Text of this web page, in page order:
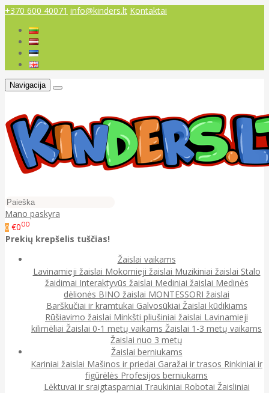
+370 600 40071 info@kinders.lt Kontaktai
Navigacija
Mano paskyra
0 €000
Prekių krepšelis tuščias!
Žaislai vaikams
Lavinamieji žaislai Mokomieji žaislai Muzikiniai žaislai Stalo
žaidimai Interaktyvūs žaislai Mediniai žaislai Medinės
dėlionės BINO žaislai MONTESSORI žaislai
Barškučiai ir kramtukai Galvosūkiai Žaislai kūdikiams
Rūšiavimo žaislai Minkšti pliušiniai žaislai Lavinamieji
kilimėliai Žaislai 0-1 metų vaikams Žaislai 1-3 metų vaikams
Žaislai nuo 3 metų
Žaislai berniukams
Kariniai žaislai Mašinos ir priedai Garažai ir trasos Rinkiniai ir
figūrėlės Profesijos berniukams
Lėktuvai ir sraigtasparniai Traukiniai Robotai Žaisliniai